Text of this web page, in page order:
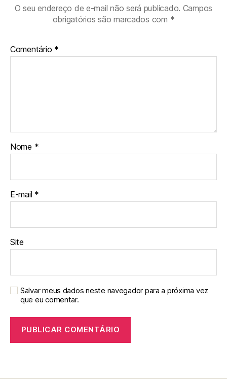
O seu endereço de e-mail não será publicado. Campos
obrigatórios são marcados com *
Comentário *
Nome *
E-mail *
Site
Salvar meus dados neste navegador para a próxima vez
que eu comentar.